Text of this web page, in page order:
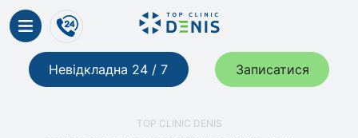
Невідкладна 24 / 7 Записатися
TOP CLINIC DENIS